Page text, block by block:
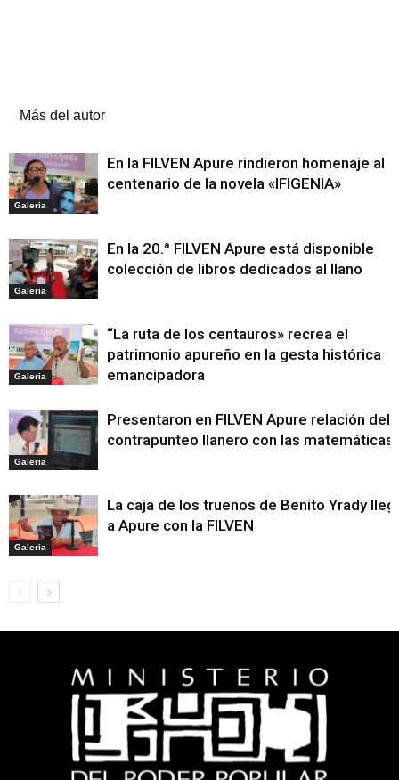
Más del autor
Galeria
En la FILVEN Apure rindieron homenaje al
centenario de la novela «IFIGENIA»
Galeria
En la 20.ª FILVEN Apure está disponible
colección de libros dedicados al llano
Galeria
“La ruta de los centauros» recrea el
patrimonio apureño en la gesta histórica
emancipadora
Galeria
Presentaron en FILVEN Apure relación del
contrapunteo llanero con las matemáticas
Galeria
La caja de los truenos de Benito Yrady
a Apure con la FILVEN